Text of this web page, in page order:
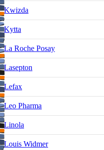
Kwizda
Kytta
La Roche Posay
Lasepton
Lefax
Leo Pharma
Linola
Louis Widmer